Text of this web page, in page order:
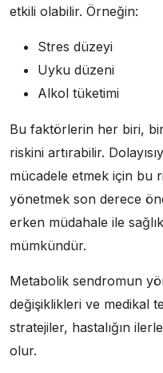
etkili olabilir. Örneğin:
Stres düzeyi
Uyku düzeni
Alkol tüketimi
Bu faktörlerin her biri,
riskini artırabilir.
mücadele etmek için bu
yönetmek son derece
erken müdahale ile
mümkündür.
Metabolik sendromun
değişiklikleri ve medikal
stratejiler, hastalığın
olur.